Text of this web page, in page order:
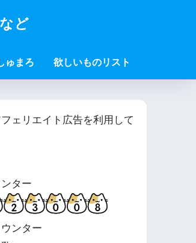
ど
ゅまろ 欲しいものリスト
ェリエイト広告を利用して
ター
ンター